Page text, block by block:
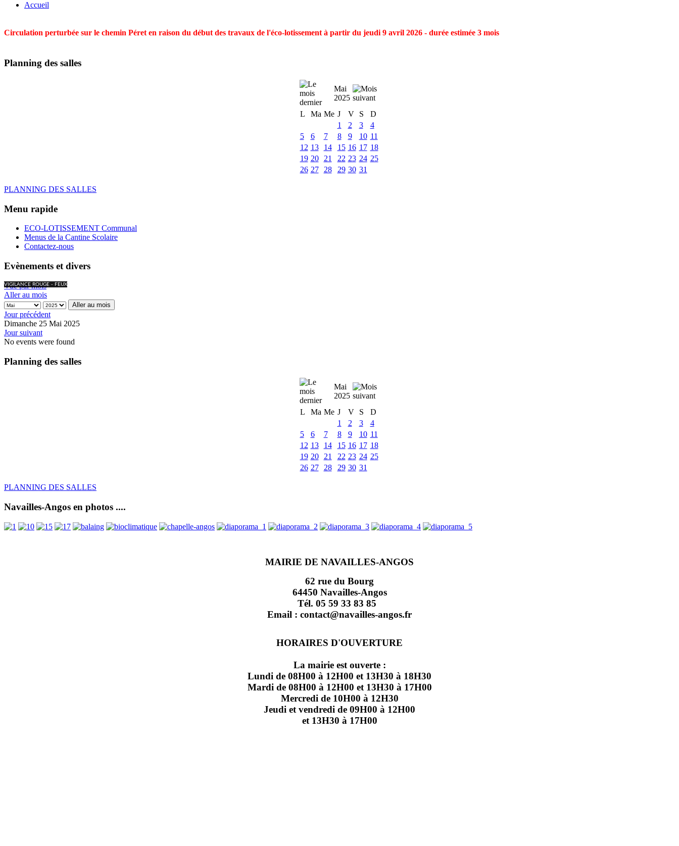
Accueil
Circulation perturbée sur le chemin Péret en raison du début des travaux de l'éco-lotissement à partir du jeudi 9 avril 2026 - durée estimée 3 mois
Planning des salles
Mai
2025
L
Ma Me J V S
D
1
2 3
4
5
6 7 8 9 10 11
12 13 14 15 16 17 18
19 20 21 22 23 24 25
26 27 28 29 30 31
PLANNING DES SALLES
Menu rapide
ECO-LOTISSEMENT Communal
Menus de la Cantine Scolaire
Contactez-nous
Evènements et divers
VIGILANCE ROUGE - FEUX
Vue par mois
Aller au mois
Aller au mois
Jour précédent
Dimanche 25 Mai 2025
Jour suivant
No events were found
Planning des salles
Mai
2025
L
Ma Me J V S
D
1
2 3
4
5
6 7 8 9 10 11
12 13 14 15 16 17 18
19 20 21 22 23 24 25
26 27 28 29 30 31
PLANNING DES SALLES
Navailles-Angos en photos ....
MAIRIE DE NAVAILLES-ANGOS
62 rue du Bourg
64450 Navailles-Angos
Tél. 05 59 33 83 85
Email : contact@navailles-angos.fr
HORAIRES D'OUVERTURE
La mairie est ouverte :
Lundi de 08H00 à 12H00 et 13H30 à 18H30
Mardi de 08H00 à 12H00 et 13H30 à 17H00
Mercredi de 10H00 à 12H30
Jeudi et vendredi de 09H00 à 12H00
et 13H30 à 17H00